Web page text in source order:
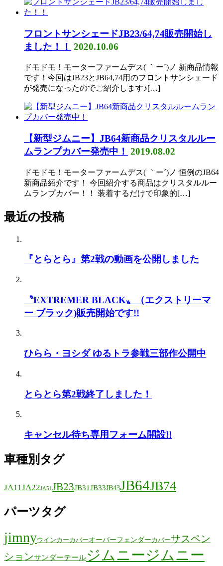
フロントサンシェードJB23/64,74販売開始し
ました！！ 2020.10.06
ドモドモ！モーターファームデス( ｀ー´)ノ 新商品情報
です！今回はJB23とJB64,74用のフロントサンシェード
が発売になったのでご紹介します♪[…]
【新型ジムニー】JB64新商品クリスタルルー
ムランプカバー発売中！ 2019.08.02
ドモドモ！モーターファームデス( ｀ー´)ノ 恒例のJB64
新商品紹介です！ 今回紹介する商品はクリスタルルー
ムランプカバー！！ 装着するだけで印象的[…]
最近の投稿
『とらとら』第2戦の動画を公開しました
〝EXTREMER BLACK〟（エクストリーマ
ー ブラック)販売開始です!!
ひらら・ヨシダ ゆるトラ参戦三部作公開中
とらとら第2戦終了しました！
キャンセル待ち専用フォーム開設!!
車種別タグ
JA11JA22JA51 JB23JB31JB33JB43JB64JB74
パーツタグ
jimnyウインカーカバーオーバーフェンダーカバーサスペン
ションサンダーテールジムニージムニー